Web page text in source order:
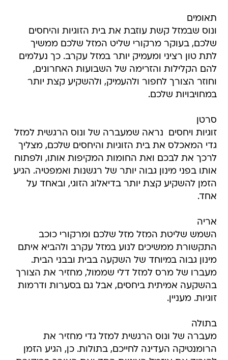
תאומים
ונוס שבמזל קשת עוזבת את בית הזוגיות והיחסים
שלכם, בעוקר מרקורי שליט המזל שלכם ממשיך
לתת טון רציני ומעמיק יותר במזל עקרב. כך נעלמים
להם הקלילות והזרימה של השבועות האחרונים,
וחוזר הצורך לחפור ולהעמיק, ולהשקיע קצת יותר
במחויבויות שלכם.
סרטן
זוגיות ויחסים  נראה שמעברה של ונוס הרגשית למזל
גדי המאכלס את בית הזוגיות והיחסים שלכם, מצליך
לרכך את לבכם ואת החומות המקיפות אותו, ולפתוח
אותו בפני מינון גבוה יותר של רגשנות ואמפטיה. הגיע
הזמן להשקיע קצת יותר בדיאלוג הזוגי, ובאחד על
אחד.
אריה
השמש שליטת המזל מזל שלכם ומרקורי כוכב
התקשורת ממשיכים לנוע במזל עקרב ולהביא איתם
מינון גבוה במיוחד של השקעה בבית ובבני הבית.
מעברו של מרס למזל דלי שממול, מחזיר את הצורך
בהשקעה אמיתית ביחסים, אבל גם בסערות ודרמות
זוגיות. מעניין.
בתולה
מעברה של ונוס הרגשית למזל גדי מחזיר את
הרומנטיקה העדינה לחייכם, בתולות. כן, הגיע הזמן